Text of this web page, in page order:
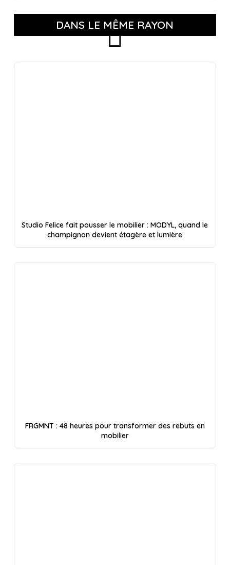
DANS LE MÊME RAYON
Studio Felice fait pousser le mobilier : MODYL, quand le
champignon devient étagère et lumière
FRGMNT : 48 heures pour transformer des rebuts en
mobilier